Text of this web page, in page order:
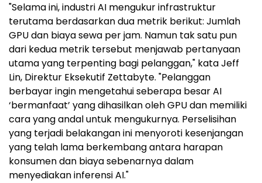
"Selama ini, industri AI mengukur infrastruktur
terutama berdasarkan dua metrik berikut: Jumlah
GPU dan biaya sewa per jam. Namun tak satu pun
dari kedua metrik tersebut menjawab pertanyaan
utama yang terpenting bagi pelanggan," kata Jeff
Lin, Direktur Eksekutif Zettabyte. "Pelanggan
berbayar ingin mengetahui seberapa besar AI
‘bermanfaat’ yang dihasilkan oleh GPU dan memiliki
cara yang andal untuk mengukurnya. Perselisihan
yang terjadi belakangan ini menyoroti kesenjangan
yang telah lama berkembang antara harapan
konsumen dan biaya sebenarnya dalam
menyediakan inferensi AI."